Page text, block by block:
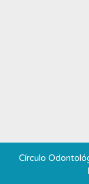
Círculo